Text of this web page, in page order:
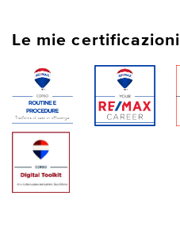
Le mie certificazioni